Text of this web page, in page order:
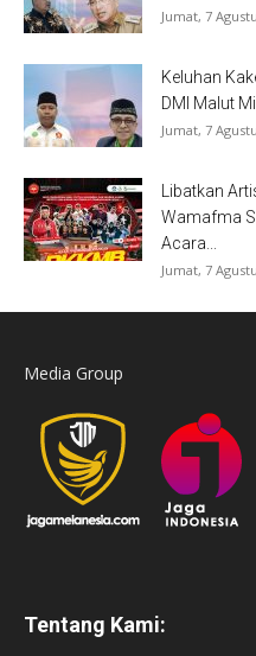
Jumat, 7
Keluhan
DMI Malut
Jumat, 7
Libatkan
Wamafma
Acara...
Jumat, 7
Media Group
Tentang Kami: